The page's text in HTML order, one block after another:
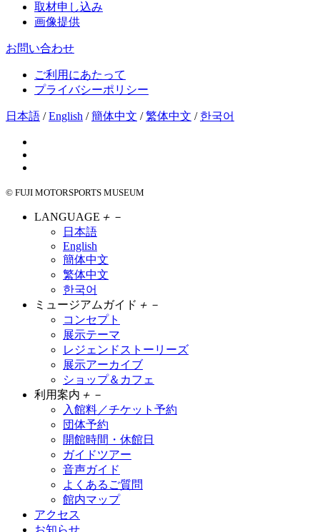
取材申し込み
画像提供
お問い合わせ
ご利用にあたって
プライバシーポリシー
日本語 /English /簡体中文 /繁体中文 / 한국어
© FUJI MOTORSPORTS MUSEUM
LANGUAGE ＋ －
日本語
English
簡体中文
繁体中文
한국어
ミュージアムガイド ＋ －
コンセプト
展示テーマ
レジェンドストーリーズ
展示アーカイブ
ショップ＆カフェ
利用案内 ＋ －
入館料／チケット予約
団体予約
開館時間・休館日
ガイドツアー
音声ガイド
よくあるご質問
館内マップ
アクセス